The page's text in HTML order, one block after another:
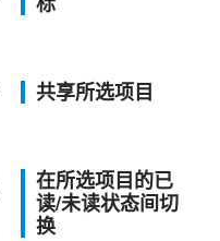
共享所选项目
在所选项目的已
读/未读状态间切
换